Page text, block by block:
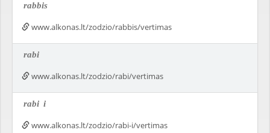
rabbis
www.alkonas.lt/zodzio/rabbis/vertimas
rabi
www.alkonas.lt/zodzio/rabi/vertimas
rabi i
www.alkonas.lt/zodzio/rabi-i/vertimas